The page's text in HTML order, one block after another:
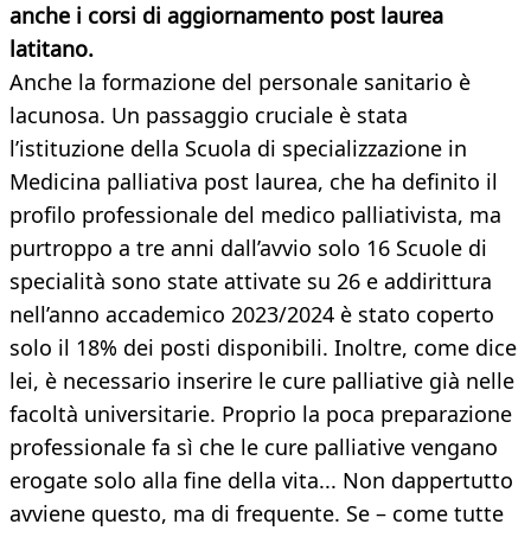
anche i corsi di aggiornamento post laurea
latitano.
Anche la formazione del personale sanitario è
lacunosa. Un passaggio cruciale è stata
l’istituzione della Scuola di specializzazione in
Medicina palliativa post laurea, che ha definito il
profilo professionale del medico palliativista, ma
purtroppo a tre anni dall’avvio solo 16 Scuole di
specialità sono state attivate su 26 e addirittura
nell’anno accademico 2023/2024 è stato coperto
solo il 18% dei posti disponibili. Inoltre, come dice
lei, è necessario inserire le cure palliative già nelle
facoltà universitarie. Proprio la poca preparazione
professionale fa sì che le cure palliative vengano
erogate solo alla fine della vita... Non dappertutto
avviene questo, ma di frequente. Se – come tutte